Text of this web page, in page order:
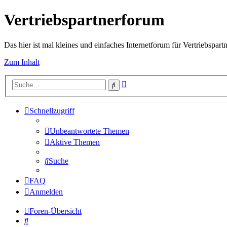
Vertriebspartnerforum
Das hier ist mal kleines und einfaches Internetforum für
Zum Inhalt
Suche
Schnellzugriff
Unbeantwortete Themen
Aktive Themen
Suche
FAQ
Anmelden
Foren-Übersicht
Suche